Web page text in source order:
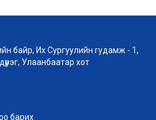
байр, Их Сургуулийн гудамж - 1,
Улаанбаатар хот
барих